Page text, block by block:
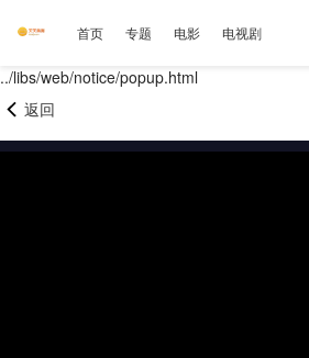
首页 专题 电影 电视剧
../libs/web/notice/popup.html
返回